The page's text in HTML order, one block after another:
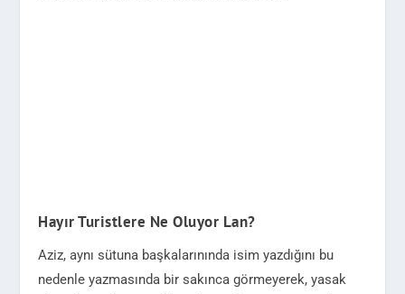
Hayır Turistlere Ne Oluyor Lan?
Aziz, aynı sütuna başkalarınında isim yazdığını bu
nedenle yazmasında bir sakınca görmeyerek, yasak